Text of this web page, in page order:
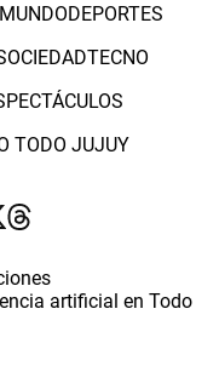
MUNDODEPORTES
TECNO
TODO JUJUY
artificial en Todo